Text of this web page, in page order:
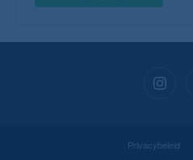
Privacybeleid